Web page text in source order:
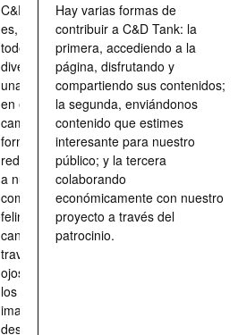
C&D Tank
es, ante
todo, un
divertimento,
una parada
en el
camino, una
forma de
redescubrir
a nuestros
compañeros
felinos y
caninos a
través de los
ojos quienes
los han
imaginado,
descrito,
Hay varias formas de
contribuir a C&D Tank: la
primera, accediendo a la
página, disfrutando y
compartiendo sus contenidos;
la segunda, enviándonos
contenido que estimes
interesante para nuestro
público; y la tercera
colaborando
económicamente con nuestro
proyecto a través del
patrocinio.